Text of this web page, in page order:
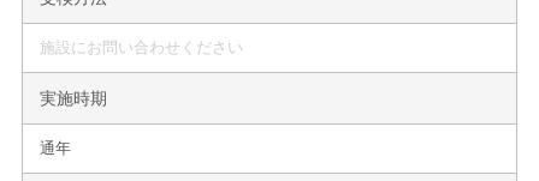
施設にお問い合わせください
実施時期
通年